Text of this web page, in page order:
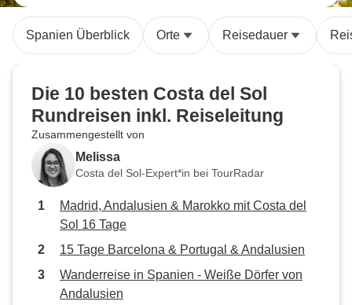
Spanien Überblick Orte Reisedauer
Die 10 besten Costa del Sol
Rundreisen inkl. Reiseleitung
Zusammengestellt von
Melissa
Costa del Sol-Expert*in bei TourRadar
Madrid, Andalusien & Marokko mit Costa del
Sol 16 Tage
15 Tage Barcelona & Portugal & Andalusien
Wanderreise in Spanien - Weiße Dörfer von
Andalusien